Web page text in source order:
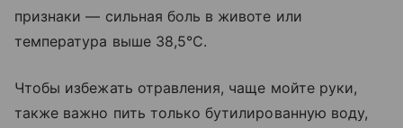
признаки — сильная боль в животе или
температура выше 38,5°C.
Чтобы избежать отравления, чаще мойте руки,
также важно пить только бутилированную воду,